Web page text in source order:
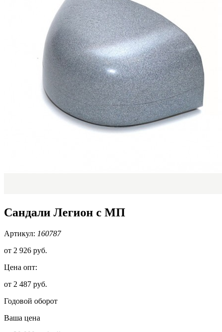
Сандали Легион с МП
Артикул: 160787
от 2 926 руб.
Цена опт:
от 2 487 руб.
Годовой оборот
Ваша цена